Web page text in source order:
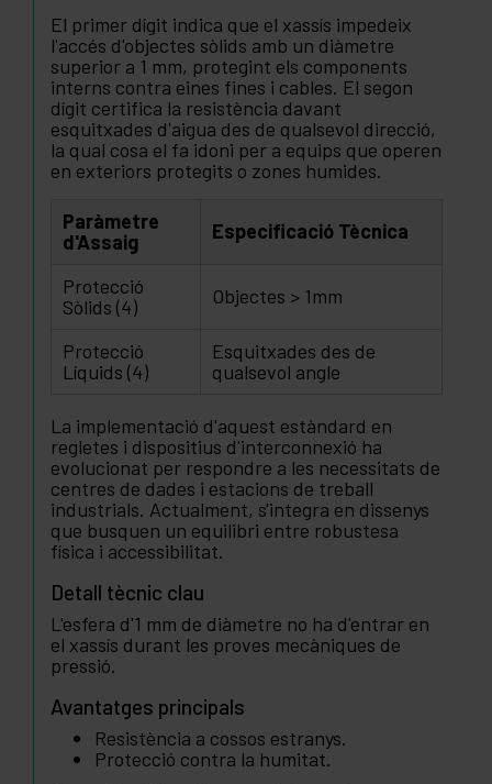
El primer dígit indica que el xassís impedeix
l'accés d'objectes sòlids amb un diàmetre
superior a 1 mm, protegint els components
interns contra eines fines i cables. El segon
dígit certifica la resistència davant
esquitxades d'aigua des de qualsevol direcció,
la qual cosa el fa idoni per a equips que operen
en exteriors protegits o zones humides.
Paràmetre
d'Assaig
Especificació Tècnica
Protecció
Sòlids (4)
Objectes > 1mm
Protecció
Líquids (4)
Esquitxades des de
qualsevol angle
La implementació d'aquest estàndard en
regletes i dispositius d'interconnexió ha
evolucionat per respondre a les necessitats de
centres de dades i estacions de treball
industrials. Actualment, s'integra en dissenys
que busquen un equilibri entre robustesa
física i accessibilitat.
Detall tècnic clau
L'esfera d'1 mm de diàmetre no ha d'entrar en
el xassís durant les proves mecàniques de
pressió.
Avantatges principals
Resistència a cossos estranys.
Protecció contra la humitat.